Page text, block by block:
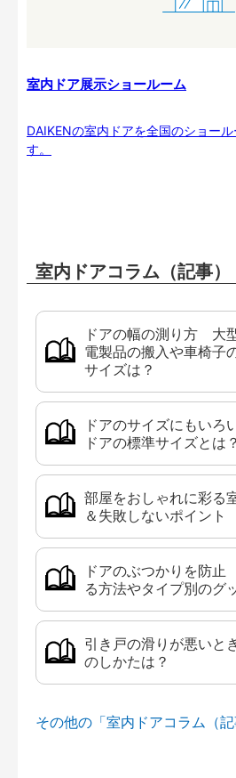
室内ドア展示ショールーム
DAIKENの室内ドアを全国のショー
す。
室内ドアコラム（記事）
ドアの幅の測り方 大
電製品の搬入や車椅子
サイズは？
ドアのサイズにもいろ
ドアの標準サイズとは？
部屋をおしゃれに彩る
＆失敗しないポイント
ドアのぶつかりを防
る方法やタイプ別のグ
引き戸の滑りが悪いと
のしかたは？
その他の「室内ドアコラム（